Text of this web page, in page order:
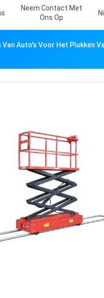
Neem Contact Met
Ons Op
Auto's Voor Het Plukken